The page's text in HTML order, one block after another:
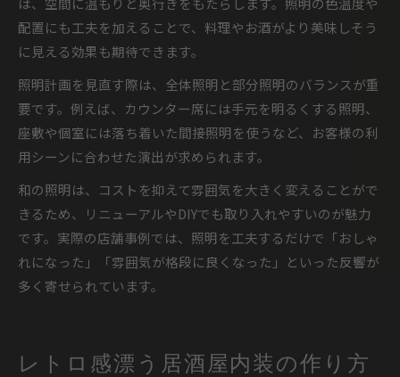
配置にも工夫を加えることで、料理やお酒がより美味しそう
に見える効果も期待できます。
照明計画を見直す際は、全体照明と部分照明のバランスが重
要です。例えば、カウンター席には手元を明るくする照明、
座敷や個室には落ち着いた間接照明を使うなど、お客様の利
用シーンに合わせた演出が求められます。
和の照明は、コストを抑えて雰囲気を大きく変えることがで
きるため、リニューアルやDIYでも取り入れやすいのが魅力
です。実際の店舗事例では、照明を工夫するだけで「おしゃ
れになった」「雰囲気が格段に良くなった」といった反響が
多く寄せられています。
レトロ感漂う居酒屋内装の作り方